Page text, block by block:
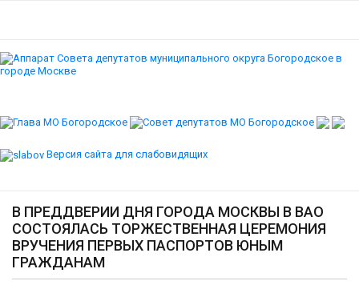
Версия сайта для слабовидящих
В ПРЕДДВЕРИИ ДНЯ ГОРОДА МОСКВЫ В ВАО
СОСТОЯЛАСЬ ТОРЖЕСТВЕННАЯ ЦЕРЕМОНИЯ
ВРУЧЕНИЯ ПЕРВЫХ ПАСПОРТОВ ЮНЫМ
ГРАЖДАНАМ